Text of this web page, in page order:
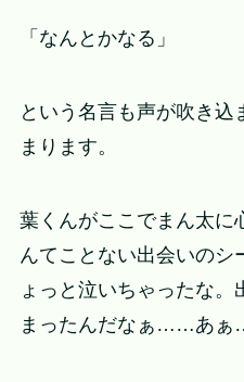
「なんとかなる」
という名言も声が吹き
まります。
葉くんがここでまん太に
んてことない出会いのシ
ょっと泣いちゃったな
まったんだなぁ……あ